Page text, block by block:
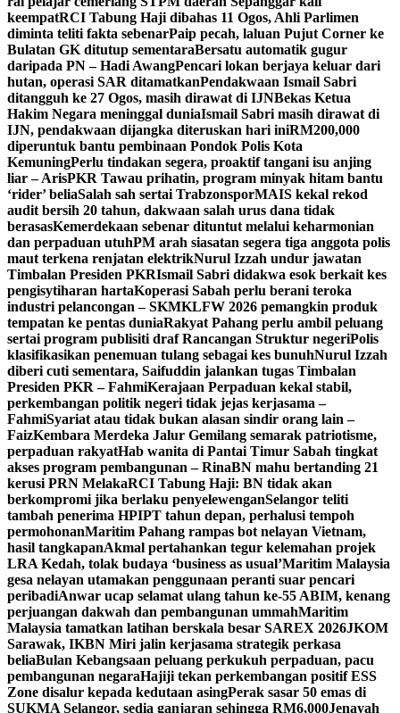
keempatRCI Tabung Haji dibahas 11 Ogos, Ahli Parlimen
diminta teliti fakta sebenarPaip pecah, laluan Pujut Corner ke
Bulatan GK ditutup sementaraBersatu automatik gugur
daripada PN – Hadi AwangPencari lokan berjaya keluar dari
hutan, operasi SAR ditamatkanPendakwaan Ismail Sabri
ditangguh ke 27 Ogos, masih dirawat di IJNBekas Ketua
Hakim Negara meninggal duniaIsmail Sabri masih dirawat di
IJN, pendakwaan dijangka diteruskan hari iniRM200,000
diperuntuk bantu pembinaan Pondok Polis Kota
KemuningPerlu tindakan segera, proaktif tangani isu anjing
liar – ArisPKR Tawau prihatin, program minyak hitam bantu
‘rider’ beliaSalah sah sertai TrabzonsporMAIS kekal rekod
audit bersih 20 tahun, dakwaan salah urus dana tidak
berasasKemerdekaan sebenar dituntut melalui keharmonian
dan perpaduan utuhPM arah siasatan segera tiga anggota polis
maut terkena renjatan elektrikNurul Izzah undur jawatan
Timbalan Presiden PKRIsmail Sabri didakwa esok berkait kes
pengisytiharan hartaKoperasi Sabah perlu berani teroka
industri pelancongan – SKMKLFW 2026 pemangkin produk
tempatan ke pentas duniaRakyat Pahang perlu ambil peluang
sertai program publisiti draf Rancangan Struktur negeriPolis
klasifikasikan penemuan tulang sebagai kes bunuhNurul Izzah
diberi cuti sementara, Saifuddin jalankan tugas Timbalan
Presiden PKR – FahmiKerajaan Perpaduan kekal stabil,
perkembangan politik negeri tidak jejas kerjasama –
FahmiSyariat atau tidak bukan alasan sindir orang lain –
FaizKembara Merdeka Jalur Gemilang semarak patriotisme,
perpaduan rakyatHab wanita di Pantai Timur Sabah tingkat
akses program pembangunan – RinaBN mahu bertanding 21
kerusi PRN MelakaRCI Tabung Haji: BN tidak akan
berkompromi jika berlaku penyelewenganSelangor teliti
tambah penerima HPIPT tahun depan, perhalusi tempoh
permohonanMaritim Pahang rampas bot nelayan Vietnam,
hasil tangkapanAkmal pertahankan tegur kelemahan projek
LRA Kedah, tolak budaya ‘business as usual’Maritim Malaysia
gesa nelayan utamakan penggunaan peranti suar pencari
peribadiAnwar ucap selamat ulang tahun ke-55 ABIM, kenang
perjuangan dakwah dan pembangunan ummahMaritim
Malaysia tamatkan latihan berskala besar SAREX 2026JKOM
Sarawak, IKBN Miri jalin kerjasama strategik perkasa
beliaBulan Kebangsaan peluang perkukuh perpaduan, pacu
pembangunan negaraHajiji tekan perkembangan positif ESS
Zone disalur kepada kedutaan asingPerak sasar 50 emas di
SUKMA Selangor, sedia ganjaran sehingga RM6,000Jenayah